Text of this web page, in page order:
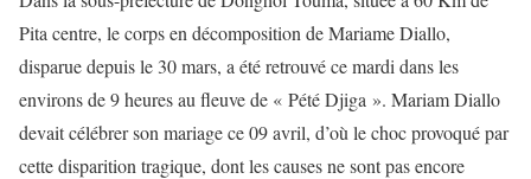
Pita centre, le corps en décomposition de Mariame Diallo,
disparue depuis le 30 mars, a été retrouvé ce mardi dans les
environs de 9 heures au fleuve de « Pété Djiga ». Mariam Diallo
devait célébrer son mariage ce 09 avril, d’où le choc provoqué par
cette disparition tragique, dont les causes ne sont pas encore